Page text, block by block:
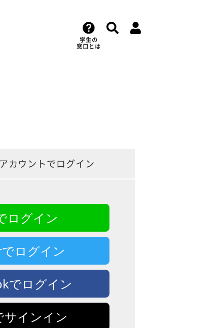
学生の
窓口とは
カウントでログイン
ログイン
ログイン
でログイン
インイン